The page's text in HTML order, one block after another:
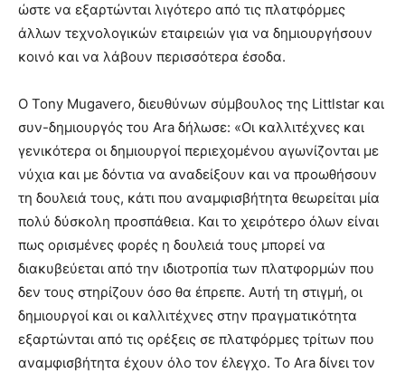
ώστε να εξαρτώνται λιγότερο από τις πλατφόρμες
άλλων τεχνολογικών εταιρειών για να δημιουργήσουν
κοινό και να λάβουν περισσότερα έσοδα.
Ο Tony Mugavero, διευθύνων σύμβουλος της Littlstar και
συν-δημιουργός του Ara δήλωσε: «Οι καλλιτέχνες και
γενικότερα οι δημιουργοί περιεχομένου αγωνίζονται με
νύχια και με δόντια να αναδείξουν και να προωθήσουν
τη δουλειά τους, κάτι που αναμφισβήτητα θεωρείται μία
πολύ δύσκολη προσπάθεια. Και το χειρότερο όλων είναι
πως ορισμένες φορές η δουλειά τους μπορεί να
διακυβεύεται από την ιδιοτροπία των πλατφορμών που
δεν τους στηρίζουν όσο θα έπρεπε. Αυτή τη στιγμή, οι
δημιουργοί και οι καλλιτέχνες στην πραγματικότητα
εξαρτώνται από τις ορέξεις σε πλατφόρμες τρίτων που
αναμφισβήτητα έχουν όλο τον έλεγχο. Το Ara δίνει τον